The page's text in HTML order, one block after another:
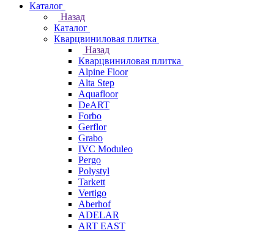
Каталог
Назад
Каталог
Кварцвиниловая плитка
Назад
Кварцвиниловая плитка
Alpine Floor
Alta Step
Aquafloor
DeART
Forbo
Gerflor
Grabo
IVC Moduleo
Pergo
Polystyl
Tarkett
Vertigo
Aberhof
ADELAR
ART EAST